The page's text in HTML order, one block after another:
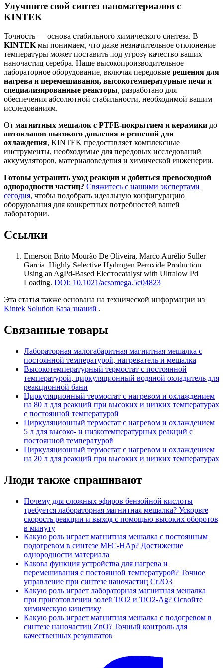
Улучшите свой синтез наноматериалов с
KINTEK
Точность — основа стабильного химического синтеза. В
KINTEKмы понимаем, что даже незначительное отклонение
температуры может поставить под угрозу качество ваших
наночастиц серебра. Наше высокопроизводительное
лабораторное оборудование, включая передовые решения для
нагрева и перемешивания, высокотемпературные печи и
специализированные реакторы, разработано для
обеспечения абсолютной стабильности, необходимой вашим
исследованиям.
От магнитных мешалок с PTFE-покрытием и керамики до
автоклавов высокого давления и решений для
охлаждения, KINTEK предоставляет комплексные
инструменты, необходимые для передовых исследований
аккумуляторов, материаловедения и химической инженерии.
Готовы устранить уход реакции и добиться превосходной
однородности частиц? Свяжитесь с нашими экспертами
сегодня, чтобы подобрать идеальную конфигурацию
оборудования для конкретных потребностей вашей
лаборатории.
Ссылки
Emerson Brito Mourão De Oliveira, Marco Aurélio Suller
Garcia. Highly Selective Hydrogen Peroxide Production
Using an AgPd-Based Electrocatalyst with Ultralow Pd
Loading. DOI: 10.1021/acsomega.5c04823
Эта статья также основана на технической информации из
Kintek Solution База знаний .
Связанные товары
Лабораторная малогабаритная магнитная мешалка с
постоянной температурой, нагреватель и мешалка
Высокотемпературный термостат с постоянной
температурой, циркуляционный водяной охладитель для
реакционной бани
Циркуляционный термостат с нагревом и охлаждением
на 80 л для реакций при высоких и низких температурах
с постоянной температурой
Циркуляционный термостат с нагревом и охлаждением
5 л для высоко- и низкотемпературных реакций с
постоянной температурой
Циркуляционный термостат с нагревом и охлаждением
на 20 л для реакций при высоких и низких температурах
Люди также спрашивают
Почему для сложных эфиров бензойной кислоты
требуется лабораторная магнитная мешалка? Ускорьте
скорость реакции и выход с помощью высоких оборотов
в минуту
Какую роль играет магнитная мешалка с постоянным
подогревом в синтезе MFC-HAp? Достижение
однородности материала
Какова функция устройства для нагрева и
перемешивания с постоянной температурой? Точное
управление при синтезе наночастиц Cr2O3
Какую роль играет лабораторная магнитная мешалка
при приготовлении золей TiO2 и TiO2-Ag? Освойте
химическую кинетику
Какую роль играет магнитная мешалка с подогревом в
синтезе наночастиц ZnO? Точный контроль для
качественных результатов